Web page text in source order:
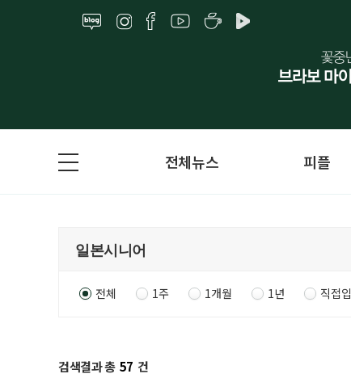
전체뉴스 피플
전체 1주 1개월 1년 직접
검색결과 총 57 건